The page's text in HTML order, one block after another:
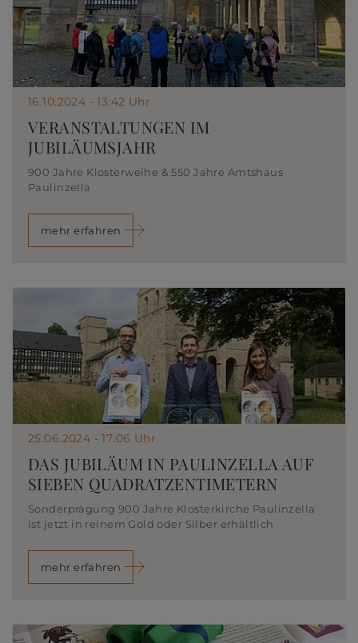
16.10.2024 - 13:42 Uhr
VERANSTALTUNGEN IM
JUBILÄUMSJAHR
900 Jahre Klosterweihe & 550 Jahre Amtshaus
Paulinzella
mehr erfahren
25.06.2024 - 17:06 Uhr
DAS JUBILÄUM IN PAULINZELLA AUF
SIEBEN QUADRATZENTIMETERN
Sonderprägung 900 Jahre Klosterkirche Paulinzella
ist jetzt in reinem Gold oder Silber erhältlich
mehr erfahren